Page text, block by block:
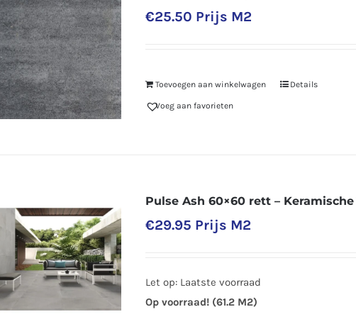
€25.50 Prijs M2
Toevoegen aan winkelwagen Details
Voeg aan favorieten
Pulse Ash 60×60 rett –
€29.95 Prijs M2
Let op: Laatste voorraad
Op voorraad! (61.2 M2)